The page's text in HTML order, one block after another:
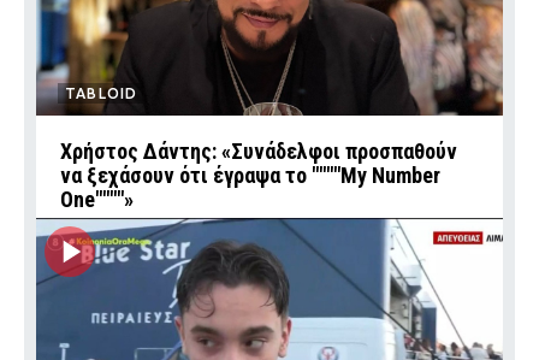
TABLOID
Χρήστος Δάντης: «Συνάδελφοι προσπαθούν
να ξεχάσουν ότι έγραψα το """"My Number
One""""»